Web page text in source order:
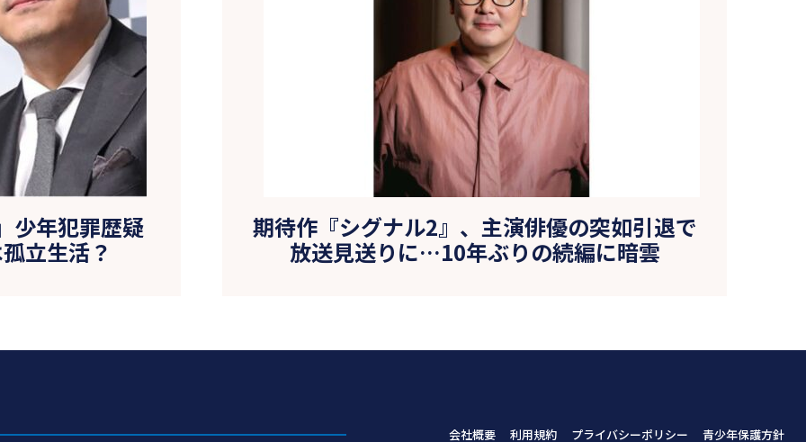
少年犯罪歴疑
立生活？
期待作『シグナル2』、主演俳優の突如引退で
放送見送りに…10年ぶりの続編に暗雲
会社概要 利用規約 プライバシーポリシー 青少年保護方針